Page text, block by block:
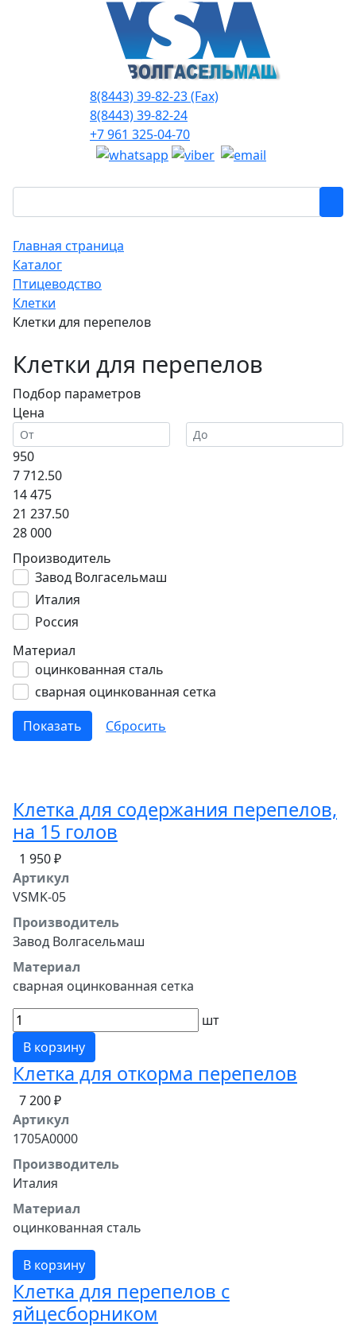
8(8443) 39-82-23 (Fax)
8(8443) 39-82-24
+7 961 325-04-70
Главная страница
Каталог
Птицеводство
Клетки
Клетки для перепелов
Клетки для перепелов
Подбор параметров
Цена
950
7 712.50
14 475
21 237.50
28 000
Производитель
Завод Волгасельмаш
Италия
Россия
Материал
оцинкованная сталь
сварная оцинкованная сетка
Клетка для содержания перепелов,
на 15 голов
1 950 ₽
Артикул
VSMK-05
Производитель
Завод Волгасельмаш
Материал
сварная оцинкованная сетка
шт
В корзину
Клетка для откорма перепелов
7 200 ₽
Артикул
1705A0000
Производитель
Италия
Материал
оцинкованная сталь
В корзину
Клетка для перепелов с
яйцесборником